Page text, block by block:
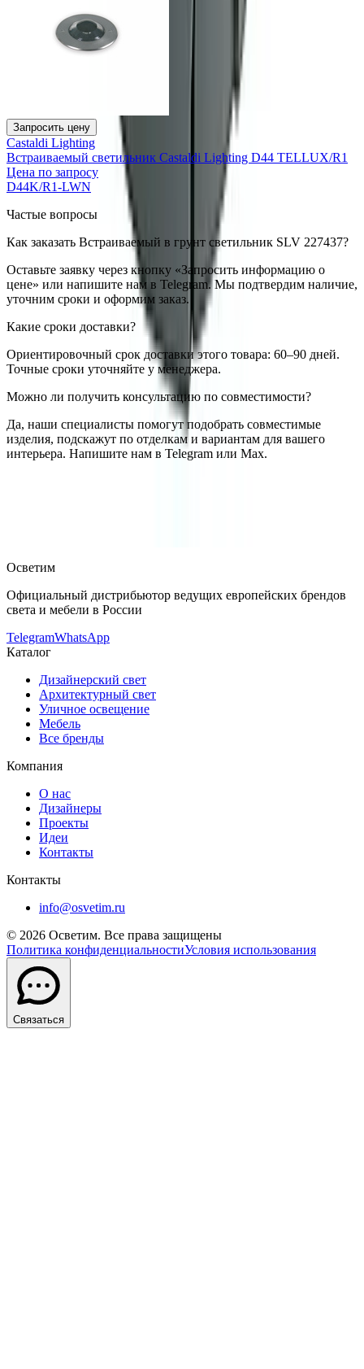
Запросить цену
Castaldi Lighting
Встраиваемый светильник Castaldi Lighting D44 TELLUX/R1
Цена по запросу
D44K/R1-LWN
Частые вопросы
Как заказать Встраиваемый в грунт светильник SLV 227437?
Оставьте заявку через кнопку «Запросить информацию о
цене» или напишите нам в Telegram. Мы подтвердим наличие,
уточним сроки и оформим заказ.
Какие сроки доставки?
Ориентировочный срок доставки этого товара: 60–90 дней.
Точные сроки уточняйте у менеджера.
Можно ли получить консультацию по совместимости?
Да, наши специалисты помогут подобрать совместимые
изделия, подскажут по отделкам и вариантам для вашего
интерьера. Напишите нам в Telegram или Max.
Осветим
Официальный дистрибьютор ведущих европейских брендов
света и мебели в России
TelegramWhatsApp
Каталог
Дизайнерский свет
Архитектурный свет
Уличное освещение
Мебель
Все бренды
Компания
О нас
Дизайнеры
Проекты
Идеи
Контакты
Контакты
info@osvetim.ru
© 2026 Осветим. Все права защищены
Политика конфиденциальностиУсловия использования
Связаться